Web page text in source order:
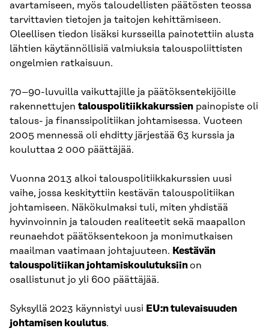
avartamiseen, myös taloudellisten päätösten teossa
tarvittavien tietojen ja taitojen kehittämiseen.
Oleellisen tiedon lisäksi kursseilla painotettiin alusta
lähtien käytännöllisiä valmiuksia talouspoliittisten
ongelmien ratkaisuun.
70–90-luvuilla vaikuttajille ja päätöksentekijöille
rakennettujen talouspolitiikkakurssien painopiste oli
talous- ja finanssipolitiikan johtamisessa. Vuoteen
2005 mennessä oli ehditty järjestää 63 kurssia ja
kouluttaa 2 000 päättäjää.
Vuonna 2013 alkoi talouspolitiikkakurssien uusi
vaihe, jossa keskityttiin kestävän talouspolitiikan
johtamiseen. Näkökulmaksi tuli, miten yhdistää
hyvinvoinnin ja talouden realiteetit sekä maapallon
reunaehdot päätöksentekoon ja monimutkaisen
maailman vaatimaan johtajuuteen. Kestävän
talouspolitiikan johtamiskoulutuksiinon
osallistunut jo yli 600 päättäjää.
Syksyllä 2023 käynnistyi uusi EU:n tulevaisuuden
johtamisen koulutus.